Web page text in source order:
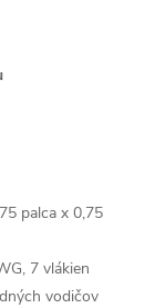
palca x 0,75
7 vlákien
vodičov